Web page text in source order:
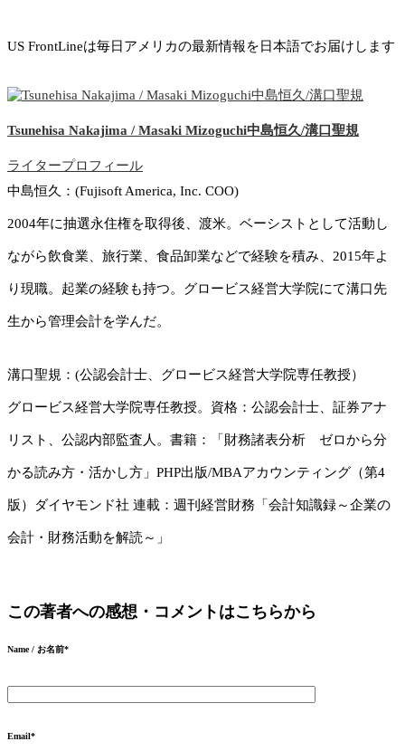
US FrontLineは毎日アメリカの最新情報を日本語でお届けします
Tsunehisa Nakajima / Masaki Mizoguchi中島恒久/溝口聖規
ライタープロフィール
中島恒久：(Fujisoft America, Inc. COO)
2004年に抽選永住権を取得後、渡米。ベーシストとして活動し
ながら飲食業、旅行業、食品卸業などで経験を積み、2015年よ
り現職。起業の経験も持つ。グロービス経営大学院にて溝口先
生から管理会計を学んだ。
溝口聖規：(公認会計士、グロービス経営大学院専任教授）
グロービス経営大学院専任教授。資格：公認会計士、証券アナ
リスト、公認内部監査人。書籍：「財務諸表分析 ゼロから分
かる読み方・活かし方」PHP出版/MBAアカウンティング（第4
版）ダイヤモンド社 連載：週刊経営財務「会計知識録～企業の
会計・財務活動を解読～」
この著者への感想・コメントはこちらから
Name / お名前*
Email*